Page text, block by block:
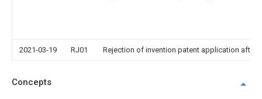
2021-03-19 RJ01 Rejection of invention patent application after
Concepts